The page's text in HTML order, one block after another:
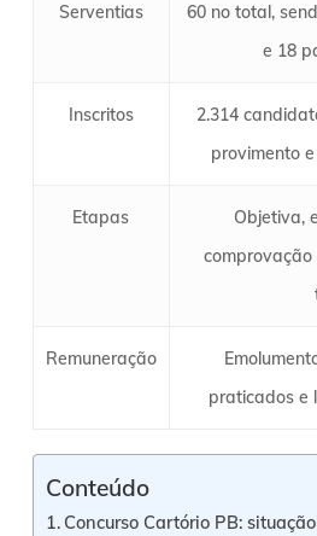
Serventias
60 no total,
e 18
Inscritos
2.314
provimento
Etapas
Objetiva,
comprovação
Remuneração
praticados e
Conteúdo
Concurso Cartório PB: